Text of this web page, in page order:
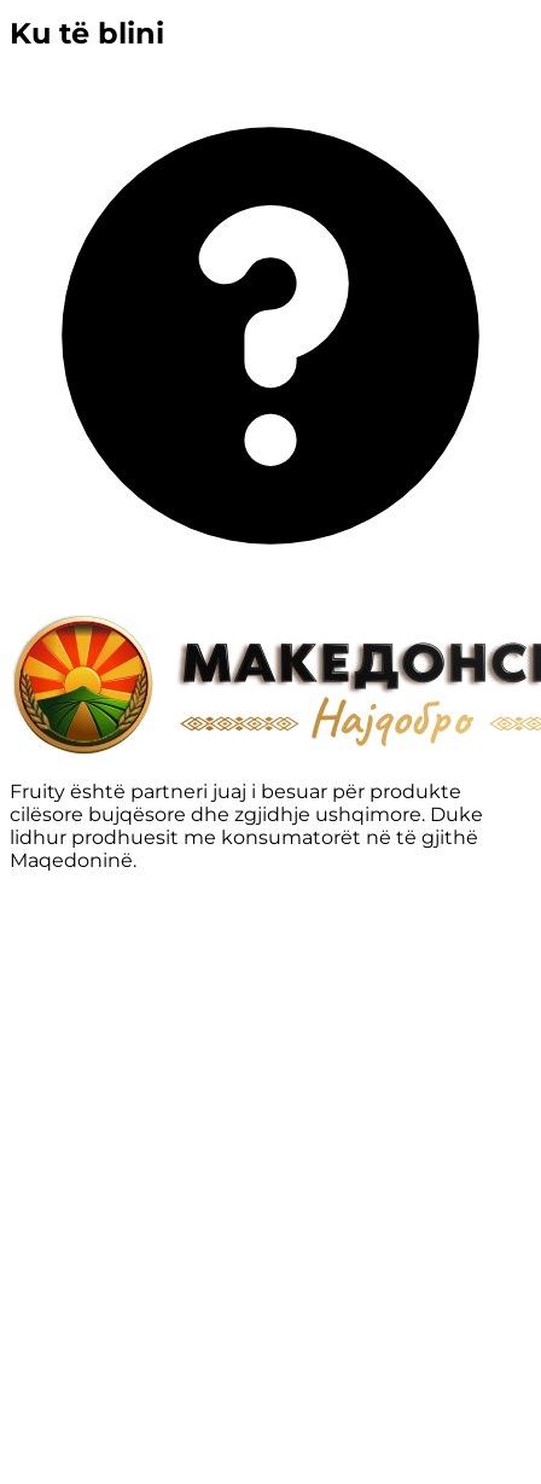
Ku të blini
Fruity është partneri juaj i besuar për produkte
cilësore bujqësore dhe zgjidhje ushqimore. Duke
lidhur prodhuesit me konsumatorët në të gjithë
Maqedoninë.